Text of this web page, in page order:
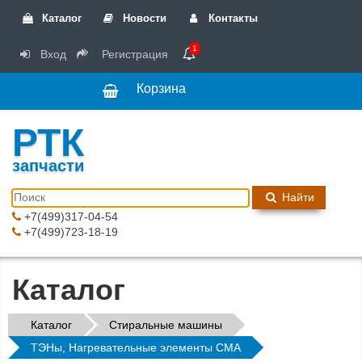
Каталог Новости Контакты
Вход Регистрация 1
Корзина
РТК
запчасти
Найти
+7(499)317-04-54
+7(499)723-18-19
Каталог
Каталог
Стиральные машины
ТЭНы, Нагревательные элементы СМА